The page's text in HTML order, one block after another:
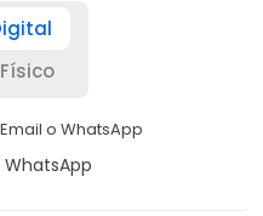
o WhatsApp
WhatsApp